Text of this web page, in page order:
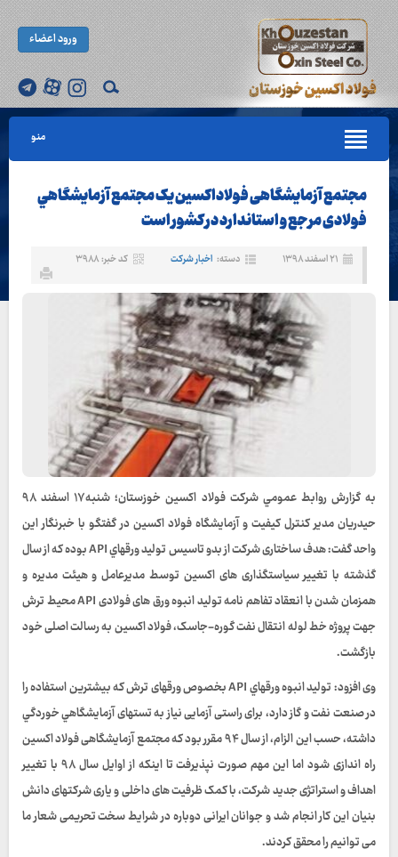
ورود اعضاء
منو
مجتمع آزمایشگاهی فولاداکسین یک مجتمع آزمايشگاهي
فولادی مرجع و استاندارد در کشور است
۲۱ اسفند ۱۳۹۸ دسته: اخبار شرکت کد خبر: ۳۹۸۸
به گزارش روابط عمومي شرکت فولاد اکسین خوزستان؛ شنبه۱۷ اسفند ۹۸
حیدریان مدیر کنترل کیفیت و آزمایشگاه فولاد اکسین در گفتگو با خبرنگار این
واحد گفت: هدف ساختاری شرکت از بدو تاسیس تولید ورقهاي API بوده که از سال
گذشته با تغییر سیاستگذاری های اکسین توسط مدیرعامل و هیئت مدیره و
همزمان شدن با انعقاد تفاهم نامه تولید انبوه ورق های فولادی API محیط ترش
جهت پروژه خط لوله انتقال نفت گوره-جاسک، فولاد اکسین به رسالت اصلی خود
بازگشت.
وی افزود: توليد انبوه ورقهاي API بخصوص ورقهای ترش که بیشترین استفاده را
در صنعت نفت و گاز دارد، برای راستی آزمایی نیاز به تستهای آزمایشگاهي خوردگي
داشته، حسب این الزام، از سال ۹۴ مقرر بود که مجتمع آزمایشگاهی فولاد اکسین
راه اندازی شود اما این مهم صورت نپذیرفت تا اینکه از اوایل سال ۹۸ با تغییر
اهداف و استراتژی جديد شرکت، با کمک ظرفیت های داخلی و یاری شرکتهای دانش
بنیان این کار انجام شد و جوانان ایرانی دوباره در شرایط سخت تحریمی شعار ما
می توانیم را محقق کردند.